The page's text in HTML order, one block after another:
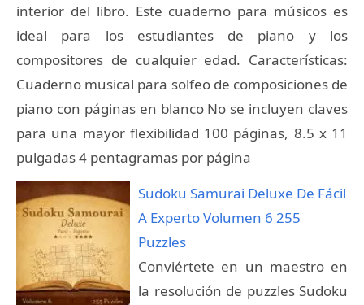
interior del libro. Este cuaderno para músicos es
ideal para los estudiantes de piano y los
compositores de cualquier edad. Características:
Cuaderno musical para solfeo de composiciones de
piano con páginas en blanco No se incluyen claves
para una mayor flexibilidad 100 páginas, 8.5 x 11
pulgadas 4 pentagramas por página
Sudoku Samurai Deluxe De Fácil
A Experto Volumen 6 255
Puzzles
Conviértete en un maestro en
la resolución de puzzles Sudoku